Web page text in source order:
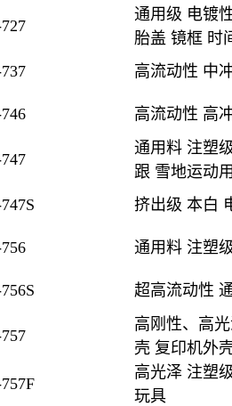
通用级 电镀
胎盖 镜框 时
高流动性 中
高流动性 高
通用料 注塑
跟 雪地运动
挤出级 本白
通用料 注塑
超高流动性
高刚性、高
壳 复印机外
高光泽 注塑
玩具